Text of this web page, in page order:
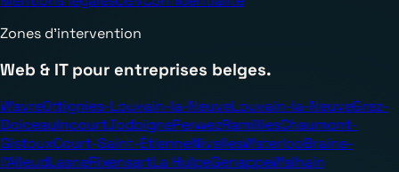
Zones d’intervention
Web & IT pour entreprises belges.
WavreOttignies-Louvain-la-NeuveLouvain-la-NeuveGrez-
DoiceauIncourtJodoignePerwezRamilliesChaumont-
GistouxCourt-Saint-ÉtienneNivellesWaterlooBraine-
l’AlleudLasneRixensartLa HulpeGenappeWalhain